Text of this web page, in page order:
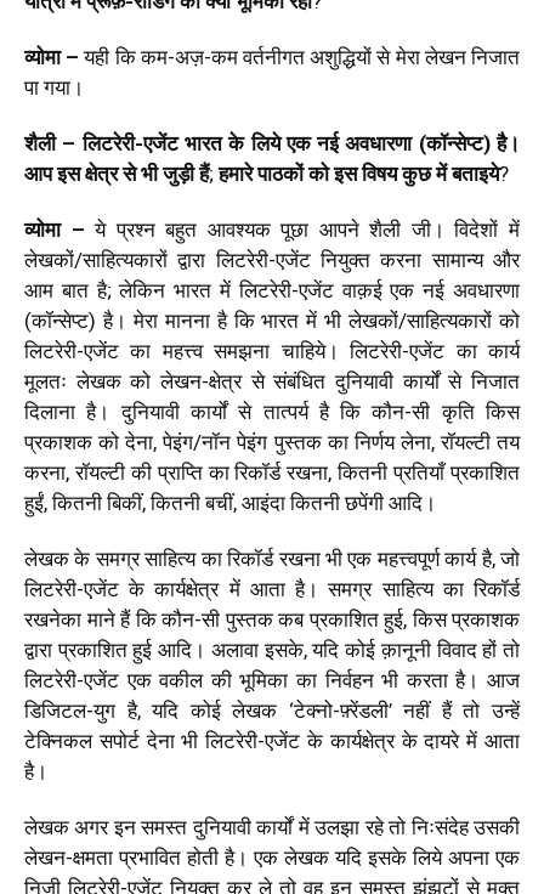
व्योमा – यही कि कम-अज़-कम वर्तनीगत अशुद्धियों से मेरा लेखन निजात
पा गया।
शैली – लिटरेरी-एजेंट भारत के लिये एक नई अवधारणा (कॉन्सेप्ट) है।
आप इस क्षेत्र से भी जुड़ी हैं;हमारे पाठकों को इस विषय कुछ में बताइये?
व्योमा – ये प्रश्न बहुत आवश्यक पूछा आपने शैली जी। विदेशों में
लेखकों/साहित्यकारों द्वारा लिटरेरी-एजेंट नियुक्त करना सामान्य और
आम बात है; लेकिन भारत में लिटरेरी-एजेंट वाक़ई एक नई अवधारणा
(कॉन्सेप्ट) है। मेरा मानना है कि भारत में भी लेखकों/साहित्यकारों को
लिटरेरी-एजेंट का महत्त्व समझना चाहिये। लिटरेरी-एजेंट का कार्य
मूलतः लेखक को लेखन-क्षेत्र से संबंधित दुनियावी कार्यों से निजात
दिलाना है। दुनियावी कार्यों से तात्पर्य है कि कौन-सी कृति किस
प्रकाशक को देना, पेइंग/नॉन पेइंग पुस्तक का निर्णय लेना, रॉयल्टी तय
करना, रॉयल्टी की प्राप्ति का रिकॉर्ड रखना, कितनी प्रतियाँ प्रकाशित
हुईं, कितनी बिकीं, कितनी बचीं, आइंदा कितनी छपेंगी आदि।
लेखक के समग्र साहित्य का रिकॉर्ड रखना भी एक महत्त्वपूर्ण कार्य है, जो
लिटरेरी-एजेंट के कार्यक्षेत्र में आता है। समग्र साहित्य का रिकॉर्ड
रखनेका माने हैं कि कौन-सी पुस्तक कब प्रकाशित हुई, किस प्रकाशक
द्वारा प्रकाशित हुई आदि। अलावा इसके, यदि कोई क़ानूनी विवाद हों तो
लिटरेरी-एजेंट एक वकील की भूमिका का निर्वहन भी करता है। आज
डिजिटल-युग है, यदि कोई लेखक ‘टेक्नो-फ़्रेंडली’ नहीं हैं तो उन्हें
टेक्निकल सपोर्ट देना भी लिटरेरी-एजेंट के कार्यक्षेत्र के दायरे में आता
है।
लेखक अगर इन समस्त दुनियावी कार्यों में उलझा रहे तो निःसंदेह उसकी
लेखन-क्षमता प्रभावित होती है। एक लेखक यदि इसके लिये अपना एक
निजी लिटरेरी-एजेंट नियुक्त कर ले तो वह इन समस्त झंझटों से मुक्त